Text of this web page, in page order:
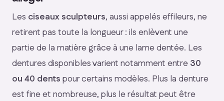
Les ciseaux sculpteurs, aussi appelés effileurs, ne
retirent pas toute la longueur : ils enlèvent une
partie de la matière grâce à une lame dentée. Les
dentures disponibles varient notamment entre 30
ou 40 dents pour certains modèles. Plus la denture
est fine et nombreuse, plus le résultat peut être